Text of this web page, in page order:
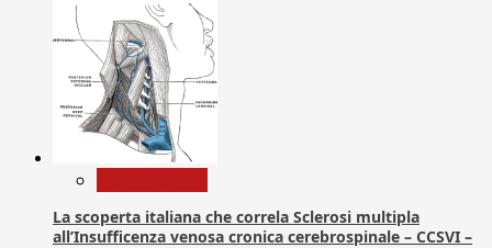
La scoperta italiana che correla Sclerosi multipla
all’Insufficenza venosa cronica cerebrospinale – CCSVI –